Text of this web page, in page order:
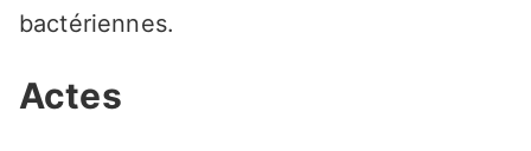
bactériennes.
Actes